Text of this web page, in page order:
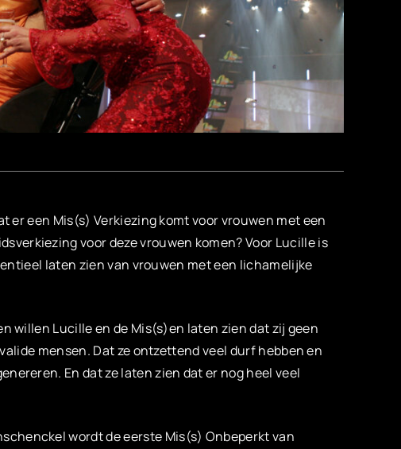
een Mis(s) Verkiezing komt voor vrouwen met een
voor deze vrouwen komen? Voor Lucille is
laten zien van vrouwen met een lichamelijke
willen Lucille en de Mis(s)en laten zien dat zij geen
mensen. Dat ze ontzettend veel durf hebben en
En dat ze laten zien dat er nog heel veel
wordt de eerste Mis(s) Onbeperkt van